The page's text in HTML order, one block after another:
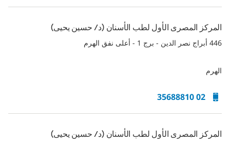
المركز المصرى الأول لطب الأسنان (د/ حسين يحيى)
446 أبراج نصر الدين - برج 1 - أعلى نفق الهرم
الهرم
02 35688810
المركز المصرى الأول لطب الأسنان (د/ حسين يحيى)